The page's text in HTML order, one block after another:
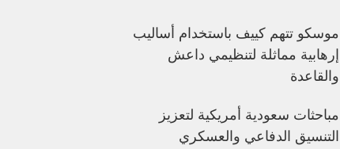
موسكو تتهم كييف باستخدام أساليب
إرهابية مماثلة لتنظيمي داعش
والقاعدة
مباحثات سعودية أمريكية لتعزيز
التنسيق الدفاعي والعسكري